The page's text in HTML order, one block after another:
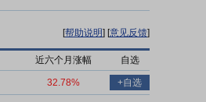
[帮助说明] [意见反馈]
近六个月涨幅 自选
32.78% +自选